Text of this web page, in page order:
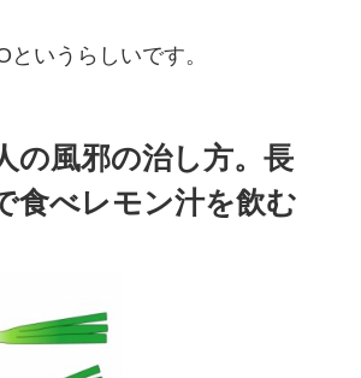
いうらしいです。
の風邪の治し方。長
食べレモン汁を飲む